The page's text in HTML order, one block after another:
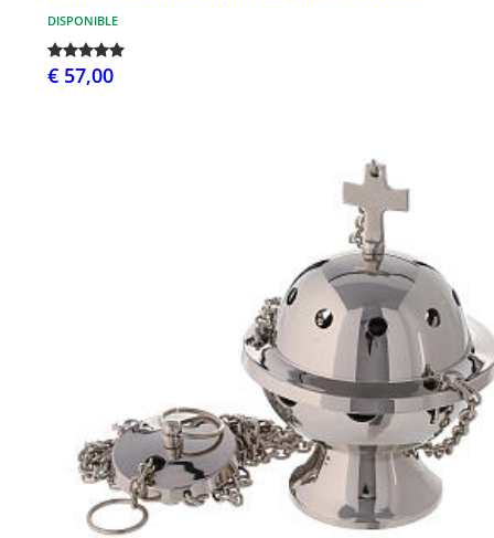
DISPONIBLE
€ 57,00